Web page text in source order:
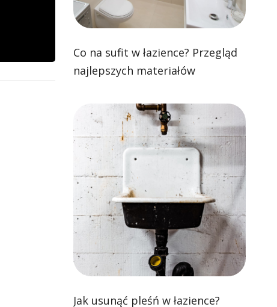
Co na sufit w łazience? Przegląd
najlepszych materiałów
Jak usunąć pleśń w łazience?